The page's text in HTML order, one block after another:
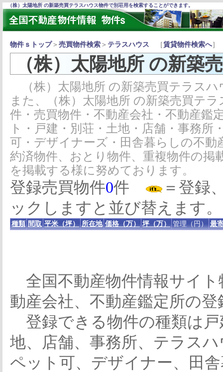
（株）太陽地所 の新築売買テラスハウス物件で別荘用を検索することができます。
物件ｓトップ＞ 売買物件検索 ＞ テラスハウス ［賃貸物件検索へ］
（株）太陽地所 の新築
（株）太陽地所 の新築売買テラス
また、（株）太陽地所 の新築売買テ
件・売買物件・不動産会社・不動産鑑
ト・戸建・別荘・土地・店舗・事務
可・デザイナーズ・田舎暮らしの不
約済物件、おとり物件、重複物件の
を掲載する様に努めております。
登録売買物件0件
＝登録
ックしますと並び替えます。
種類 間取 平米（坪） 所在地 価格（万） 坪（万） 管理（円） 最
全国不動産物件情報サイト
動産会社、不動産鑑定所の
登録できる物件の種類は
地、店舗、事務所、テラス
ペット可、デザイナー、田